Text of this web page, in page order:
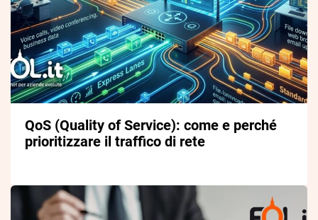
QoS (Quality of Service): come e perché
prioritizzare il traffico di rete